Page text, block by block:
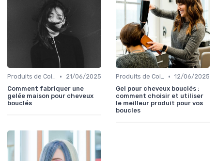
Produits de Coiffage •
21/06/2025
Comment fabriquer une
gelée maison pour cheveux
bouclés
Produits de Coiffage • 12/06/2025
Gel pour cheveux bouclés :
comment choisir et utiliser
le meilleur produit pour vos
boucles